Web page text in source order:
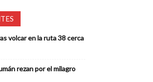
volcar en la ruta 38 cerca
rezan por el milagro